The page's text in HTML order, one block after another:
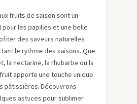
fruits de saison sont un
les papilles et une belle
des saveurs naturelles
le rythme des saisons. Que
la nectarine, la rhubarbe ou la
apporte une touche unique
pâtissières. Découvrons
astuces pour sublimer